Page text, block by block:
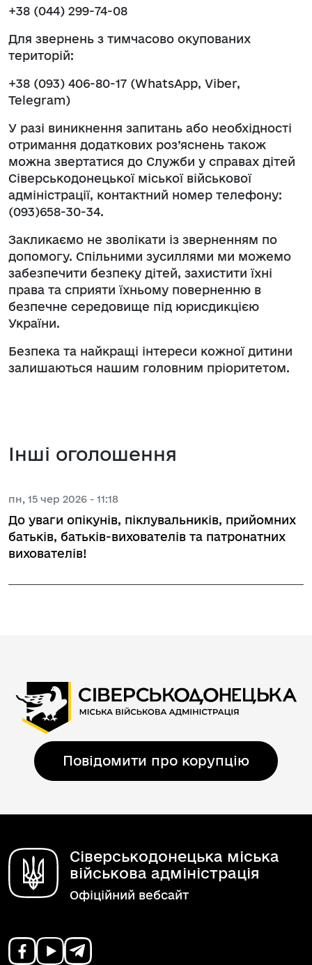
+38 (044) 299-74-08
Для звернень з тимчасово окупованих
територій:
+38 (093) 406-80-17 (WhatsApp, Viber,
Telegram)
У разі виникнення запитань або необхідності
отримання додаткових роз’яснень також
можна звертатися до Служби у справах дітей
Сіверськодонецької міської військової
адміністрації, контактний номер телефону:
(093)658-30-34.
Закликаємо не зволікати із зверненням по
допомогу. Спільними зусиллями ми можемо
забезпечити безпеку дітей, захистити їхні
права та сприяти їхньому поверненню в
безпечне середовище під юрисдикцією
України.
Безпека та найкращі інтереси кожної дитини
залишаються нашим головним пріоритетом.
Інші оголошення
пн, 15 чер 2026 - 11:18
До уваги опікунів, піклувальників, прийомних
батьків, батьків-вихователів та патронатних
вихователів!
Повідомити про корупцію
Сіверськодонецька міська
військова адміністрація
Офіційний вебсайт